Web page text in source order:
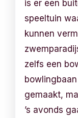
is er een
speeltuin
kunnen
zelfs een
gemaakt,
’s avonds